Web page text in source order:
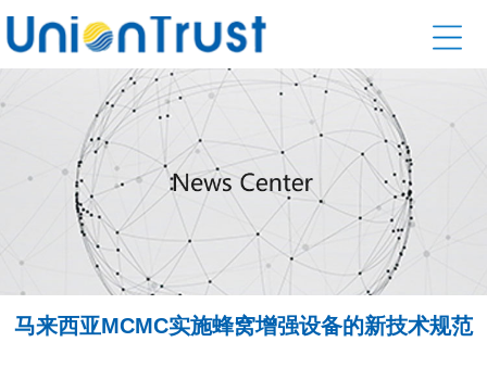
马来西亚MCMC实施蜂窝增强设备的新技术规范